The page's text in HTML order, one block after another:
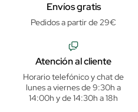
Envíos gratis
Pedidos a partir de 29€
Atención al cliente
Horario telefónico y chat de
lunes a viernes de 9:30h a
14:00h y de 14:30h a 18h